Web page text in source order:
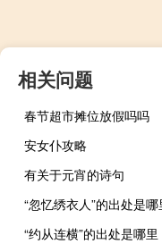
相关问题
春节超市摊位放假吗吗
安女仆攻略
有关于元宵的诗句
“忽忆绣衣人”的出处是哪
“约从连横”的出处是哪里